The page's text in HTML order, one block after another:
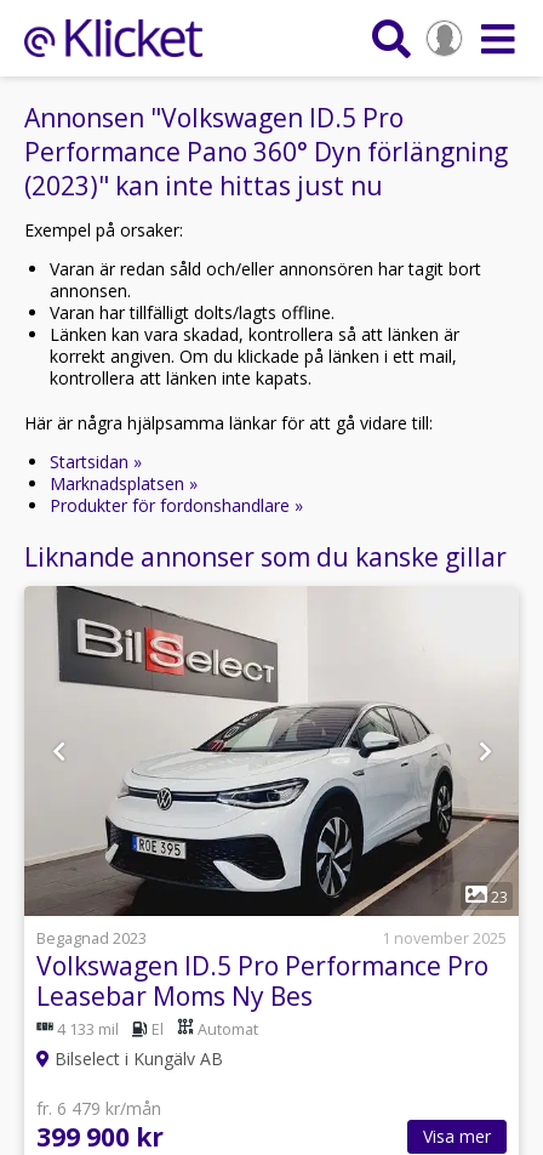
Annonsen "Volkswagen ID.5 Pro
Performance Pano 360° Dyn förlängning
(2023)" kan inte hittas just nu
Exempel på orsaker:
Varan är redan såld och/eller annonsören har tagit bort
annonsen.
Varan har tillfälligt dolts/lagts offline.
Länken kan vara skadad, kontrollera så att länken är
korrekt angiven. Om du klickade på länken i ett mail,
kontrollera att länken inte kapats.
Här är några hjälpsamma länkar för att gå vidare till:
Startsidan »
Marknadsplatsen »
Produkter för fordonshandlare »
Liknande annonser som du kanske gillar
1
23
Begagnad 2023
1 november 2025
Volkswagen ID.5 Pro Performance Pro
Leasebar Moms Ny Bes
4 133 mil El Automat
Bilselect i Kungälv AB
fr. 6 479 kr/mån
399 900 kr Visa mer